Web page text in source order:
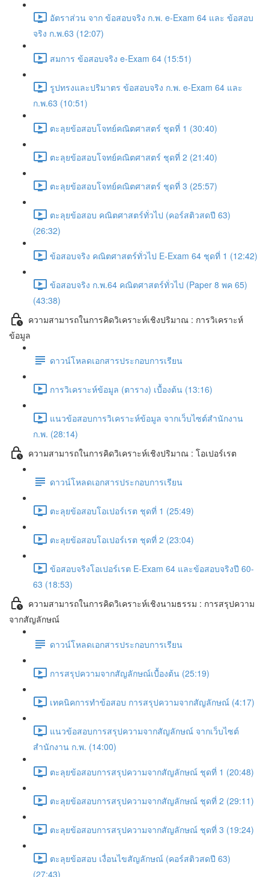
อัตราส่วน จาก ข้อสอบจริง ก.พ. e-Exam 64 และ ข้อสอบ
จริง ก.พ.63 (12:07)
สมการ ข้อสอบจริง e-Exam 64 (15:51)
รูปทรงและปริมาตร ข้อสอบจริง ก.พ. e-Exam 64 และ
ก.พ.63 (10:51)
ตะลุยข้อสอบโจทย์คณิตศาสตร์ ชุดที่ 1 (30:40)
ตะลุยข้อสอบโจทย์คณิตศาสตร์ ชุดที่ 2 (21:40)
ตะลุยข้อสอบโจทย์คณิตศาสตร์ ชุดที่ 3 (25:57)
ตะลุยข้อสอบ คณิตศาสตร์ทั่วไป (คอร์สติวสดปี 63)
(26:32)
ข้อสอบจริง คณิตศาสตร์ทั่วไป E-Exam 64 ชุดที่ 1 (12:42)
ข้อสอบจริง ก.พ.64 คณิตศาสตร์ทั่วไป (Paper 8 พค 65)
(43:38)
ความสามารถในการคิดวิเคราะห์เชิงปริมาณ : การวิเคราะห์
ข้อมูล
ดาวน์โหลดเอกสารประกอบการเรียน
การวิเคราะห์ข้อมูล (ตาราง) เบื้องต้น (13:16)
แนวข้อสอบการวิเคราะห์ข้อมูล จากเว็บไซต์สำนักงาน
ก.พ. (28:14)
ความสามารถในการคิดวิเคราะห์เชิงปริมาณ : โอเปอร์เรต
ดาวน์โหลดเอกสารประกอบการเรียน
ตะลุยข้อสอบโอเปอร์เรต ชุดที่ 1 (25:49)
ตะลุยข้อสอบโอเปอร์เรต ชุดที่ 2 (23:04)
ข้อสอบจริงโอเปอร์เรต E-Exam 64 และข้อสอบจริงปี 60-
63 (18:53)
ความสามารถในการคิดวิเคราะห์เชิงนามธรรม : การสรุปความ
จากสัญลักษณ์
ดาวน์โหลดเอกสารประกอบการเรียน
การสรุปความจากสัญลักษณ์เบื้องต้น (25:19)
เทคนิคการทำข้อสอบ การสรุปความจากสัญลักษณ์ (4:17)
แนวข้อสอบการสรุปความจากสัญลักษณ์ จากเว็บไซต์
สำนักงาน ก.พ. (14:00)
ตะลุยข้อสอบการสรุปความจากสัญลักษณ์ ชุดที่ 1 (20:48)
ตะลุยข้อสอบการสรุปความจากสัญลักษณ์ ชุดที่ 2 (29:11)
ตะลุยข้อสอบการสรุปความจากสัญลักษณ์ ชุดที่ 3 (19:24)
ตะลุยข้อสอบ เงื่อนไขสัญลักษณ์ (คอร์สติวสดปี 63)
(27:43)